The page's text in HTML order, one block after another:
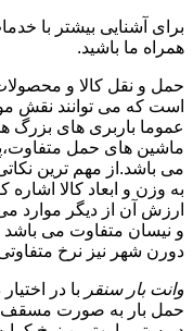
برای آشنایی بیشتر با
همراه ما باشید.
حمل و نقل کالا و
است که می توانند نقش
عموما باربری های بزرگ
ماشین های حمل
می باشد.از مهم ترین
به وزن و ابعاد کالا
ارزش آن از دیگر موارد
و نیسان متفاوت می
دورن شهر نیز نرخ
وانت بار سنقر با در
حمل بار به صورت مسقف و